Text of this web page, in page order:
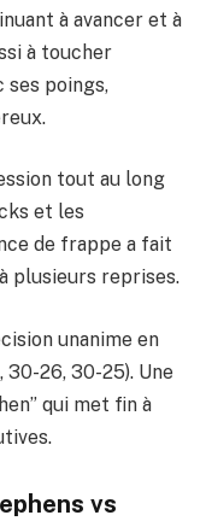
à avancer et à
à toucher
ses poings,
tout au long
et les
de frappe a fait
plusieurs reprises.
unanime en
26, 30-25). Une
qui met fin à
vs